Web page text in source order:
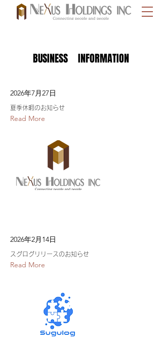
BUSINESS INFORMATION
2026年7月27日
夏季休暇のお知らせ
Read More
2026年2月14日
スグログリリースのお知らせ
Read More